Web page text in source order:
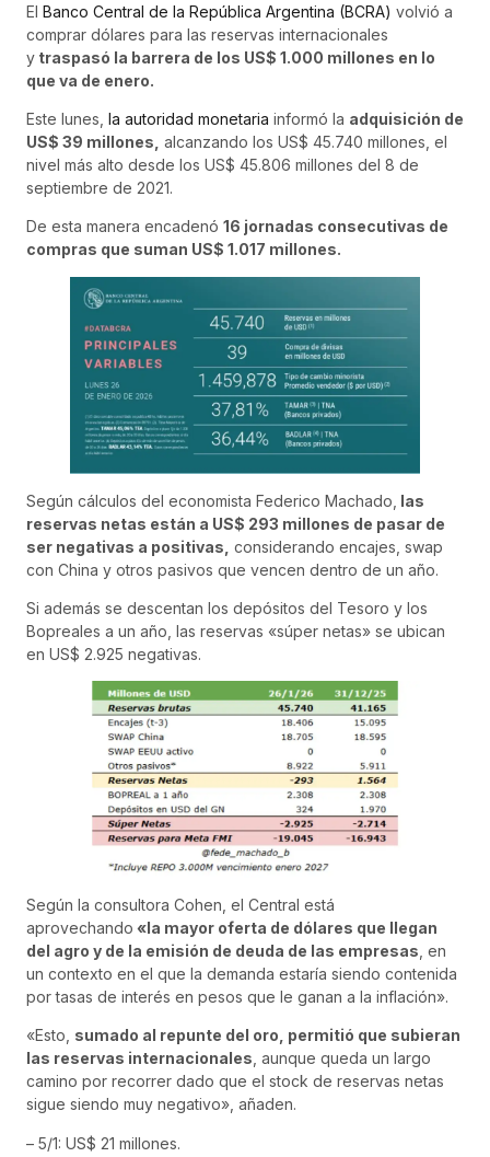
El Banco Central de la República Argentina (BCRA) volvió a
comprar dólares para las reservas internacionales
y traspasó la barrera de los US$ 1.000 millones en lo
que va de enero.
Este lunes, la autoridad monetaria informó la adquisición de
US$ 39 millones, alcanzando los US$ 45.740 millones, el
nivel más alto desde los US$ 45.806 millones del 8 de
septiembre de 2021.
De esta manera encadenó 16 jornadas consecutivas de
compras que suman US$ 1.017 millones.
Según cálculos del economista Federico Machado, las
reservas netas están a US$ 293 millones de pasar de
ser negativas a positivas, considerando encajes, swap
con China y otros pasivos que vencen dentro de un año.
Si además se descentan los depósitos del Tesoro y los
Bopreales a un año, las reservas «súper netas» se ubican
en US$ 2.925 negativas.
Según la consultora Cohen, el Central está
aprovechando «la mayor oferta de dólares que llegan
del agro y de la emisión de deuda de las empresas , en
un contexto en el que la demanda estaría siendo contenida
por tasas de interés en pesos que le ganan a la inflación».
«Esto, sumado al repunte del oro, permitió que subieran
las reservas internacionales , aunque queda un largo
camino por recorrer dado que el stock de reservas netas
sigue siendo muy negativo», añaden.
– 5/1: US$ 21 millones.